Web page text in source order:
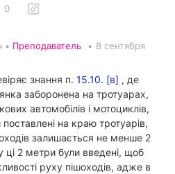
0
• Преподаватель • 8 сентября
знання п. 15.10. [в] , де
заборонена на тротуарах,
автомобілів і мотоциклів,
на краю тротуарів,
залишається не менше 2
ці 2 метри були введені, щоб
руху пішоходів, адже в